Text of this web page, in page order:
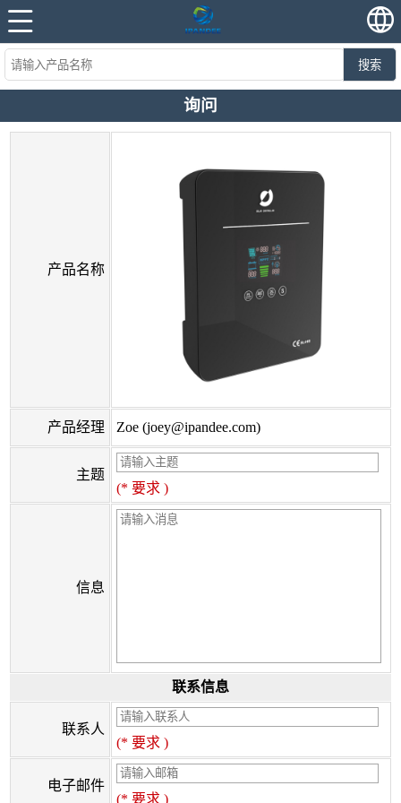
搜索
询问
产品名称
产品经理 Zoe (joey@ipandee.com)
主题
(* 要求 )
信息
联系信息
联系人
(* 要求 )
电子邮件
(* 要求 )